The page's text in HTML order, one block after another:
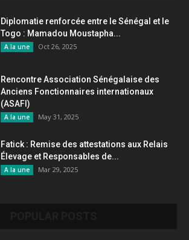
Diplomatie renforcée entre le Sénégal et le
Togo : Mamadou Moustapha...
A la une Oct 26, 2025
Rencontre Association Sénégalaise des
Anciens Fonctionnaires internationaux
(ASAFI)
A la une May 31, 2025
Fatick : Remise des attestations aux Relais
Élevage et Responsables de...
A la une Mar 29, 2025